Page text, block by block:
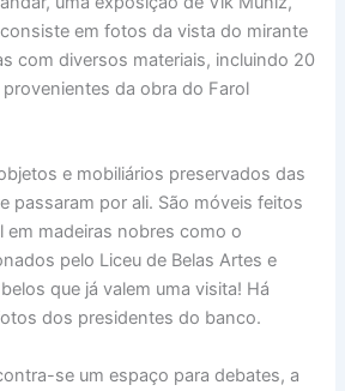
em fotos da vista do mirante
com diversos materiais, incluindo 20
da obra do Farol
e mobiliários preservados das
passaram por ali. São móveis feitos
em madeiras nobres como o
pelo Liceu de Belas Artes e
que já valem uma visita! Há
dos presidentes do banco.
se um espaço para debates, a